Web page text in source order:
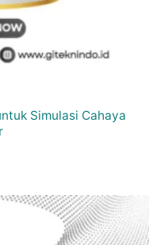
Simulasi Cahaya